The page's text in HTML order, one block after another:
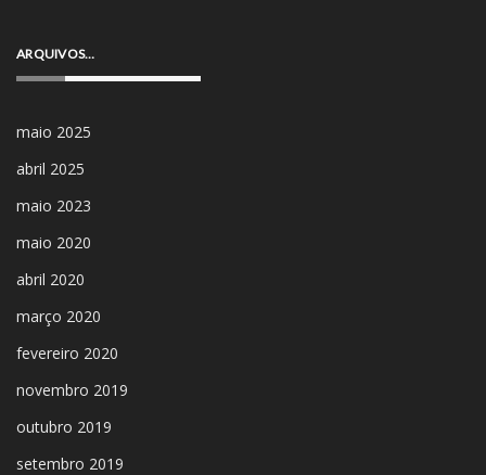
ARQUIVOS…
maio 2025
abril 2025
maio 2023
maio 2020
abril 2020
março 2020
fevereiro 2020
novembro 2019
outubro 2019
setembro 2019